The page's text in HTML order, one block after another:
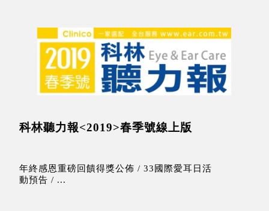
科林聽力報<2019>春季號線上版
年終感恩重磅回饋得獎公佈 / 33國際愛耳日活
動預告 / ...